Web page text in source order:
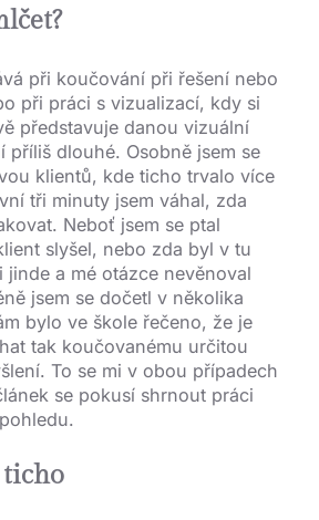
při koučování při řešení nebo
při práci s vizualizací, kdy si
představuje danou vizuální
příliš dlouhé. Osobně jsem se
klientů, kde ticho trvalo více
tři minuty jsem váhal, zda
Neboť jsem se ptal
slyšel, nebo zda byl v tu
jinde a mé otázce nevěnoval
jsem se dočetl v několika
bylo ve škole řečeno, že je
tak koučovanému určitou
To se mi v obou případech
se pokusí shrnout práci
ticho